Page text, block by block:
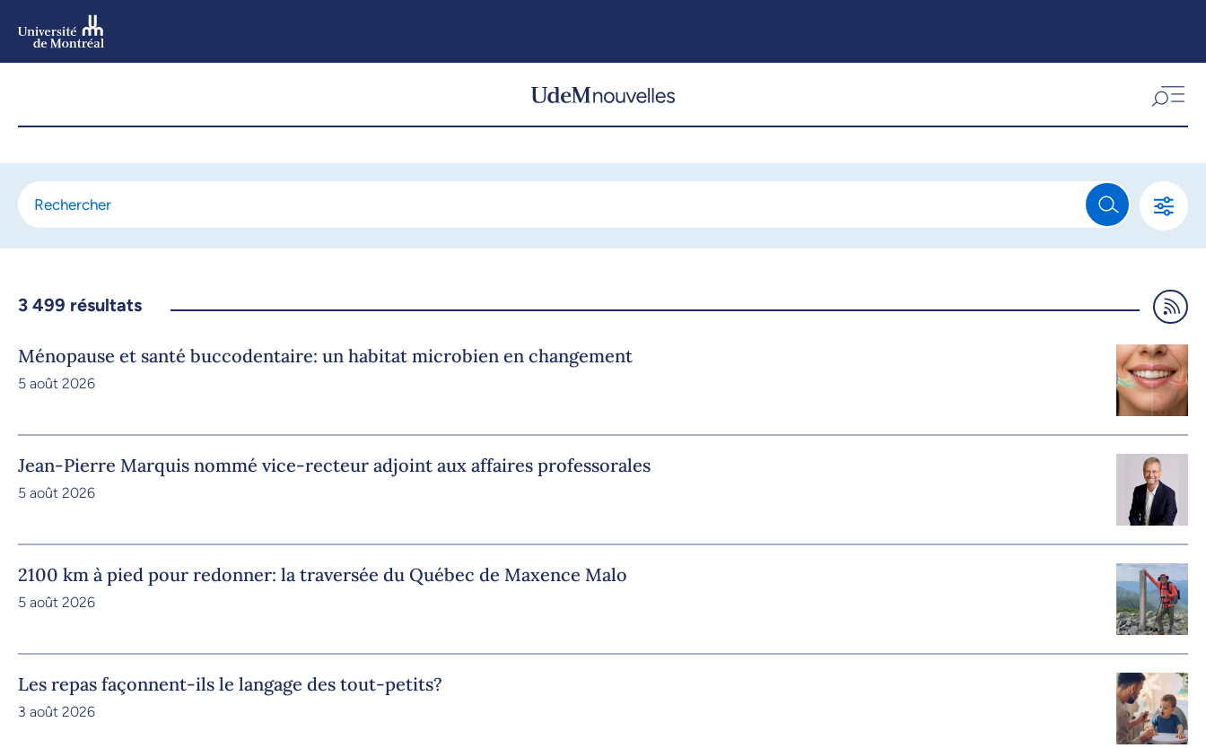
3 499 résultats
Ménopause et santé buccodentaire: un habitat microbien en changement
5 août 2026
Jean-Pierre Marquis nommé vice-recteur adjoint aux affaires professorales
5 août 2026
2100 km à pied pour redonner: la traversée du Québec de Maxence Malo
5 août 2026
Les repas façonnent-ils le langage des tout-petits?
3 août 2026